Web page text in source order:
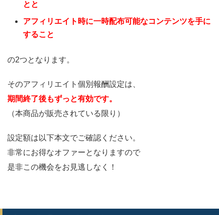
とと
アフィリエイト時に一時配布可能なコンテンツを手に
すること
の2つとなります。
そのアフィリエイト個別報酬設定は、
期間終了後もずっと有効です。
（本商品が販売されている限り）
設定額は以下本文でご確認ください。
非常にお得なオファーとなりますので
是非この機会をお見逃しなく！